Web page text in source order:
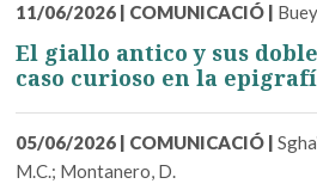
11/06/2026 | COMUNICACIÓ |
El giallo antico y sus
caso curioso en la
05/06/2026 | COMUNICACIÓ |
M.C.; Montanero, D.